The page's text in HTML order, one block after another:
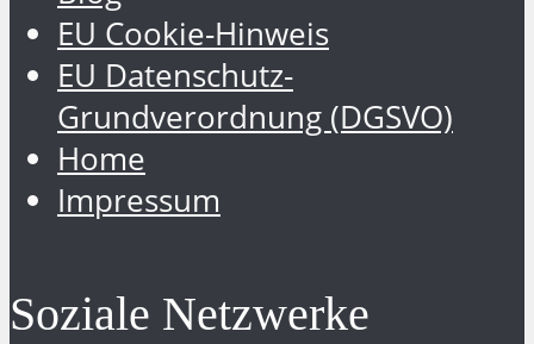
EU Cookie-Hinweis
EU Datenschutz-
Grundverordnung (DGSVO)
Home
Impressum
Soziale Netzwerke